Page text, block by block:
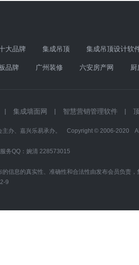
大品牌 集成吊顶 集成吊顶设计软
品牌 广州装修 六安房产网
| 集成墙面网 | 智慧营销管理软件 |
主办、嘉兴乐易承办。 Copyright © 2006-2020
务QQ：婉清 228573015
信息的真实性、准确性和合法性由发布会员负责
9